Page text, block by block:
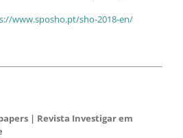
www.sposho.pt/sho-2018-en/
| Revista Investigar em